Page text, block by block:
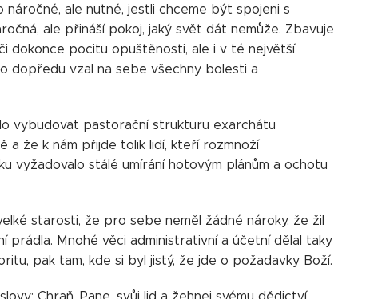
ale nutné, jestli chceme být spojeni s
ale přináší pokoj, jaký svět dát nemůže. Zbavuje
dokonce pocitu opuštěnosti, ale i v té největší
dopředu vzal na sebe všechny bolesti a
vybudovat pastorační strukturu exarchátu
a že k nám přijde tolik lidí, kteří rozmnoží
vyžadovalo stálé umírání hotovým plánům a ochotu
starosti, že pro sebe neměl žádné nároky, že žil
prádla. Mnohé věci administrativní a účetní dělal taky
pak tam, kde si byl jistý, že jde o požadavky Boží.